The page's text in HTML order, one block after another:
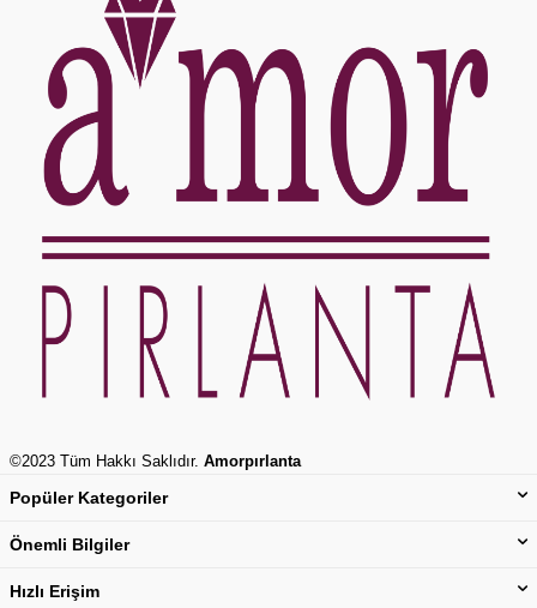
©2023 Tüm Hakkı Saklıdır. Amorpırlanta
Popüler Kategoriler
Önemli Bilgiler
Hızlı Erişim